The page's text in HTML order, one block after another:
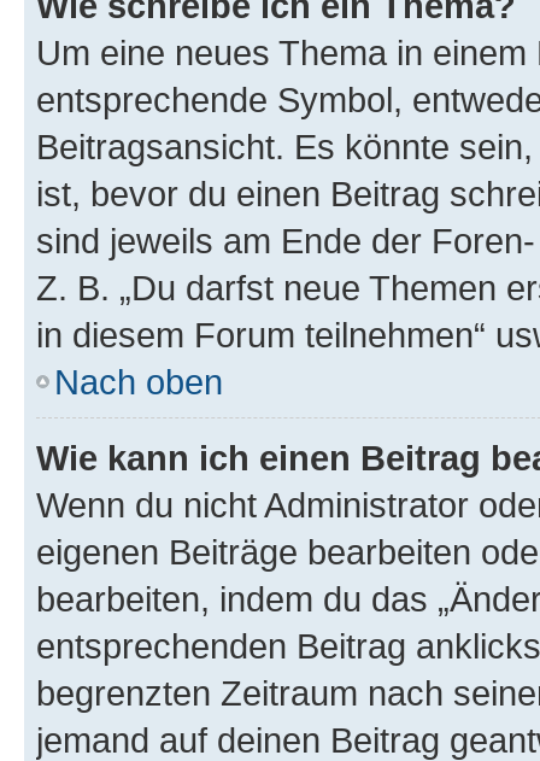
Um eine neues Thema in
entsprechende Symbol,
Beitragsansicht. Es könnte
ist, bevor du einen Beitrag
sind jeweils am Ende der
Z. B. „Du darfst neue Themen
in diesem Forum teilnehmen“
Nach oben
Wie kann ich einen Beitrag
Wenn du nicht Administrator
eigenen Beiträge bearbeiten
bearbeiten, indem du das
entsprechenden Beitrag
begrenzten Zeitraum nach
jemand auf deinen Beitrag